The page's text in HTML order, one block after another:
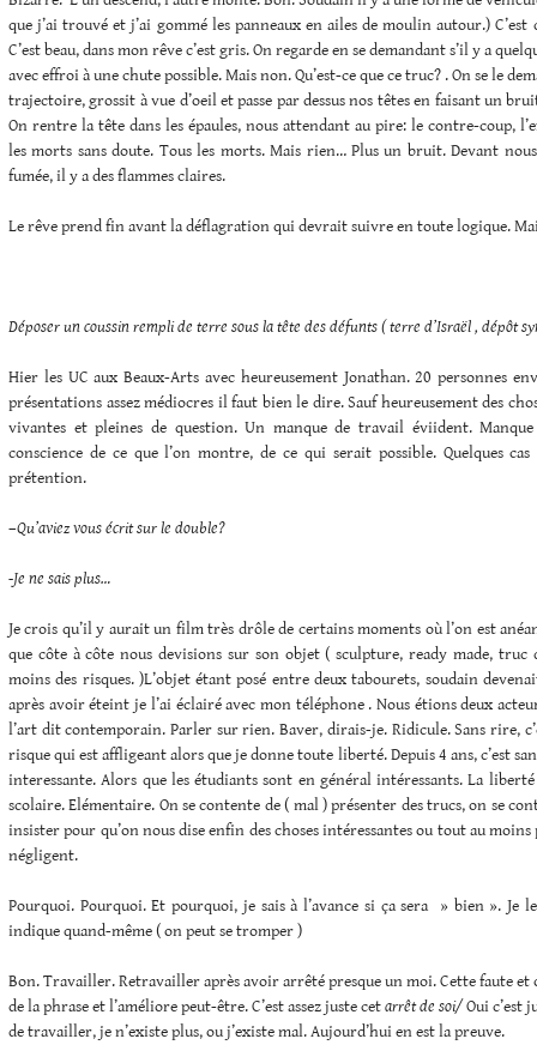
que j’ai trouvé et j’ai gommé les panneaux en ailes de moulin autour.) C’est
C’est beau, dans mon rêve c’est gris. On regarde en se demandant s’il y a
avec effroi à une chute possible. Mais non. Qu’est-ce que ce truc? . On se le
trajectoire, grossit à vue d’oeil et passe par dessus nos têtes en faisant un
On rentre la tête dans les épaules, nous attendant au pire: le contre-coup,
les morts sans doute. Tous les morts. Mais rien… Plus un bruit. Devant
fumée, il y a des flammes claires.
Le rêve prend fin avant la déflagration qui devrait suivre en toute logique.
Déposer un coussin rempli de terre sous la tête des défunts ( terre d’Israël , dépôt
Hier les UC aux Beaux-Arts avec heureusement Jonathan. 20 personnes
présentations assez médiocres il faut bien le dire. Sauf heureusement des
vivantes et pleines de question. Un manque de travail éviident.
conscience de ce que l’on montre, de ce qui serait possible. Quelques
prétention.
–Qu’aviez vous écrit sur le double?
-Je ne sais plus…
Je crois qu’il y aurait un film très drôle de certains moments où l’on est
que côte à côte nous devisions sur son objet ( sculpture, ready made,
moins des risques. )L’objet étant posé entre deux tabourets, soudain
après avoir éteint je l’ai éclairé avec mon téléphone . Nous étions deux
l’art dit contemporain. Parler sur rien. Baver, dirais-je. Ridicule. Sans rire,
risque qui est affligeant alors que je donne toute liberté. Depuis 4 ans, c’est
interessante. Alors que les étudiants sont en général intéressants. La liberté
scolaire. Elémentaire. On se contente de ( mal ) présenter des trucs, on se
insister pour qu’on nous dise enfin des choses intéressantes ou tout au
négligent.
Pourquoi. Pourquoi. Et pourquoi, je sais à l’avance si ça sera » bien ». Je
indique quand-même ( on peut se tromper )
Bon. Travailler. Retravailler après avoir arrêté presque un moi. Cette faute et
de la phrase et l’améliore peut-être. C’est assez juste cetarrêt de soi/Oui c’est
de travailler, je n’existe plus, ou j’existe mal. Aujourd’hui en est la preuve.